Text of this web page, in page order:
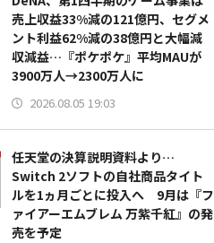
売上収益33%減の121億円、セグメ
ント利益62%減の38億円と大幅減
収減益…『ポケポケ』平均MAUが
3900万人→2300万人に
2026.08.05 19:03
任天堂の決算説明資料より…
Switch 2ソフトの自社商品タイト
ルを1ヵ月ごとに投入へ 9月は『フ
ァイアーエムブレム 万紫千紅』の発
売を予定